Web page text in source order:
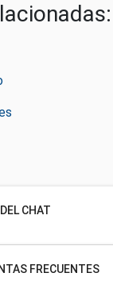
CHAT
FRECUENTES